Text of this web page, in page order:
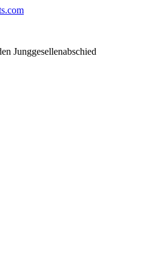
Junggesellenabschied